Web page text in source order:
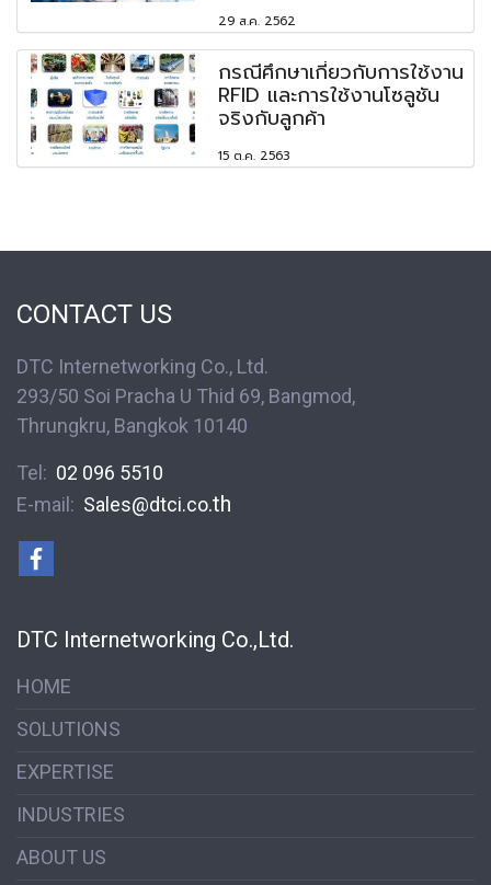
29 ส.ค. 2562
กรณีศึกษาเกี่ยวกับการใช้งาน
RFID และการใช้งานโซลูชัน
จริงกับลูกค้า
15 ต.ค. 2563
CONTACT US
DTC Internetworking Co., Ltd.
293/50 Soi Pracha U Thid 69, Bangmod,
Thrungkru, Bangkok 10140
Tel: 02 096 5510
E-mail: Sales@dtci.co.th
DTC Internetworking Co.,Ltd.
HOME
SOLUTIONS
EXPERTISE
INDUSTRIES
ABOUT US